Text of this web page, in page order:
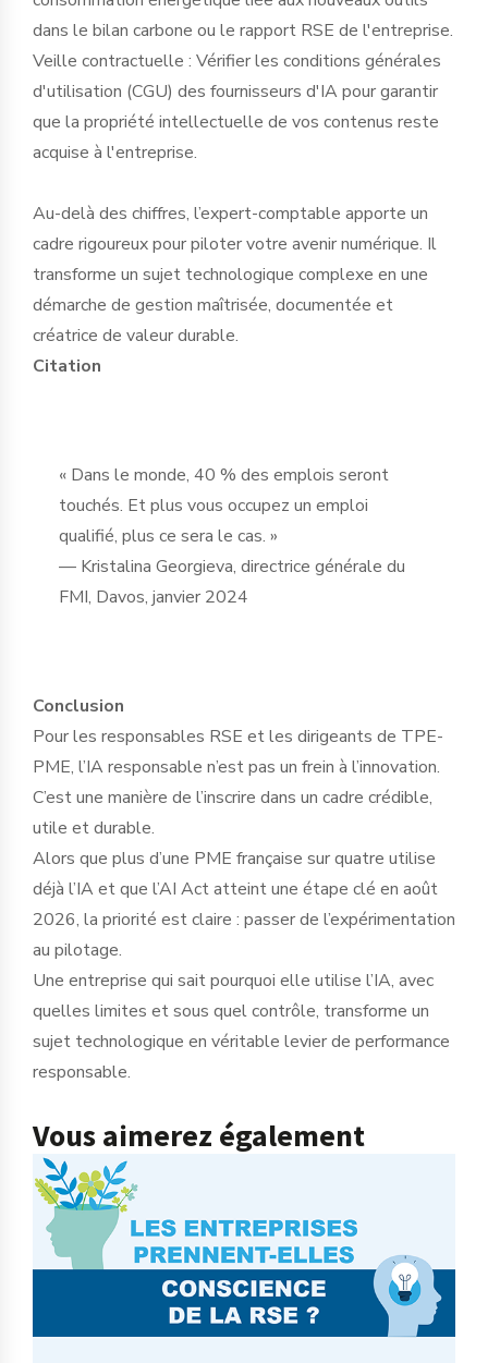
dans le bilan carbone ou le rapport RSE de l'entreprise.
Veille contractuelle : Vérifier les conditions générales
d'utilisation (CGU) des fournisseurs d'IA pour garantir
que la propriété intellectuelle de vos contenus reste
acquise à l'entreprise.
Au-delà des chiffres, l’expert-comptable apporte un
cadre rigoureux pour piloter votre avenir numérique. Il
transforme un sujet technologique complexe en une
démarche de gestion maîtrisée, documentée et
créatrice de valeur durable.
Citation
« Dans le monde, 40 % des emplois seront
touchés. Et plus vous occupez un emploi
qualifié, plus ce sera le cas. »
— Kristalina Georgieva, directrice générale du
FMI, Davos, janvier 2024
Conclusion
Pour les responsables RSE et les dirigeants de TPE-
PME, l’IA responsable n’est pas un frein à l’innovation.
C’est une manière de l’inscrire dans un cadre crédible,
utile et durable.
Alors que plus d’une PME française sur quatre utilise
déjà l’IA et que l’AI Act atteint une étape clé en août
2026, la priorité est claire : passer de l’expérimentation
au pilotage.
Une entreprise qui sait pourquoi elle utilise l’IA, avec
quelles limites et sous quel contrôle, transforme un
sujet technologique en véritable levier de performance
responsable.
Vous aimerez également